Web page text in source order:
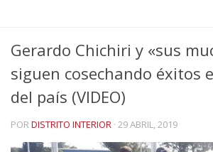
Gerardo Chichiri y «sus
siguen cosechando éxitos
del país (VIDEO)
PORDISTRITO INTERIOR · 29 ABRIL, 2019